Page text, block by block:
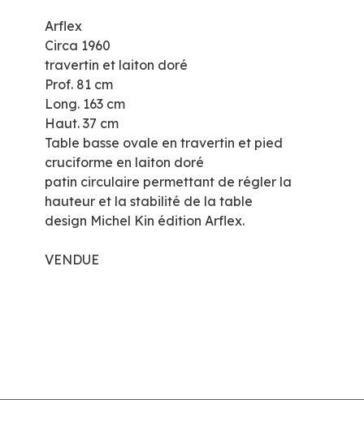
Arflex
Circa 1960
travertin et laiton doré
Prof. 81 cm
Long. 163 cm
Haut. 37 cm
Table basse ovale en travertin et pied
cruciforme en laiton doré
patin circulaire permettant de régler la
hauteur et la stabilité de la table
design Michel Kin édition Arflex.
VENDUE